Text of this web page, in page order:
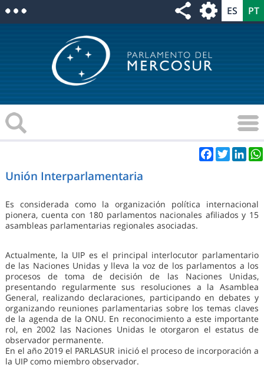
Facebook
Twitter
Unión Interparlamentaria
Es considerada como la organización política internacional
pionera, cuenta con 180 parlamentos nacionales afiliados y 15
asambleas parlamentarias regionales asociadas.
Actualmente, la UIP es el principal interlocutor parlamentario
de las Naciones Unidas y lleva la voz de los parlamentos a los
procesos de toma de decisión de las Naciones Unidas,
presentando regularmente sus resoluciones a la Asamblea
General, realizando declaraciones, participando en debates y
organizando reuniones parlamentarias sobre los temas claves
de la agenda de la ONU. En reconocimiento a este importante
rol, en 2002 las Naciones Unidas le otorgaron el estatus de
observador permanente.
En el año 2019 el PARLASUR inició el proceso de incorporación a
la UIP como miembro observador.